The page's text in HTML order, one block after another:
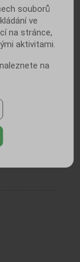
souborů
ve
na stránce,
aktivitami.
na